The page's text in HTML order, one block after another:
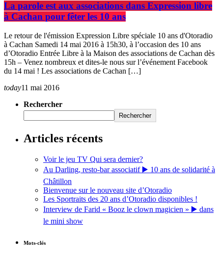
La parole est aux associations dans Expression libre
à Cachan pour fêter les 10 ans
Le retour de l'émission Expression Libre spéciale 10 ans d'Otoradio
à Cachan Samedi 14 mai 2016 à 15h30, à l’occasion des 10 ans
d’Otoradio Entrée Libre à la Maison des associations de Cachan dès
15h – Venez nombreux et dites-le nous sur l’événement Facebook
du 14 mai ! Les associations de Cachan […]
today11 mai 2016
Rechercher
Rechercher
Articles récents
Voir le jeu TV Qui sera dernier?
Au Darling, resto-bar associatif ▶️ 10 ans de solidarité à
Châtillon
Bienvenue sur le nouveau site d’Otoradio
Les Sportraits des 20 ans d’Otoradio disponibles !
Interview de Farid « Booz le clown magicien » ▶️ dans
le mini show
Mots-clés